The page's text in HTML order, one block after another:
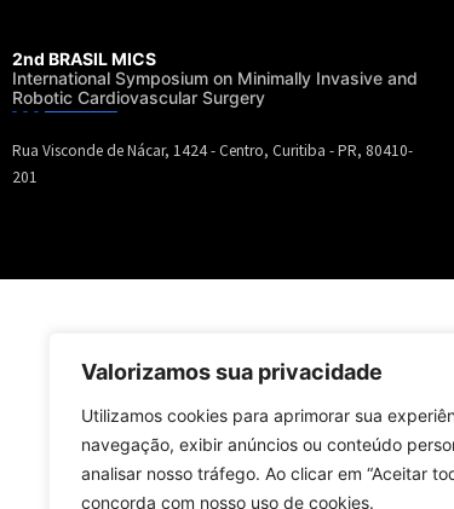
Valorizamos sua privacidade
Utilizamos cookies para aprimorar sua
navegação, exibir anúncios ou conteúdo
analisar nosso tráfego. Ao clicar em “Aceitar
concorda com nosso uso de cookies.
2nd BRASIL MICS
International Symposium on Minimally Invasive and
Robotic Cardiovascular Surgery
Rua Visconde de Nácar, 1424 - Centro, Curitiba - PR, 80410-
201